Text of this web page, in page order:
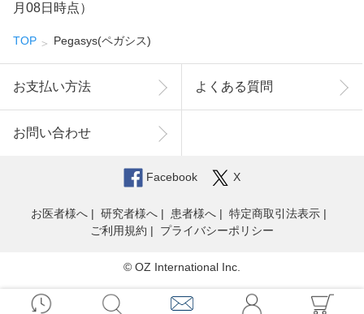
月08日時点）
TOP Pegasys(ペガシス)
お支払い方法 よくある質問
お問い合わせ
Facebook X
お医者様へ 研究者様へ 患者様へ
特定商取引法表示
ご利用規約
プライバシーポリシー
© OZ International Inc.